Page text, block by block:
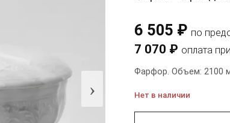
›
6 505 ₽ по
7 070 ₽ оплата
Фарфор. Объем: 2100
Нет в наличии